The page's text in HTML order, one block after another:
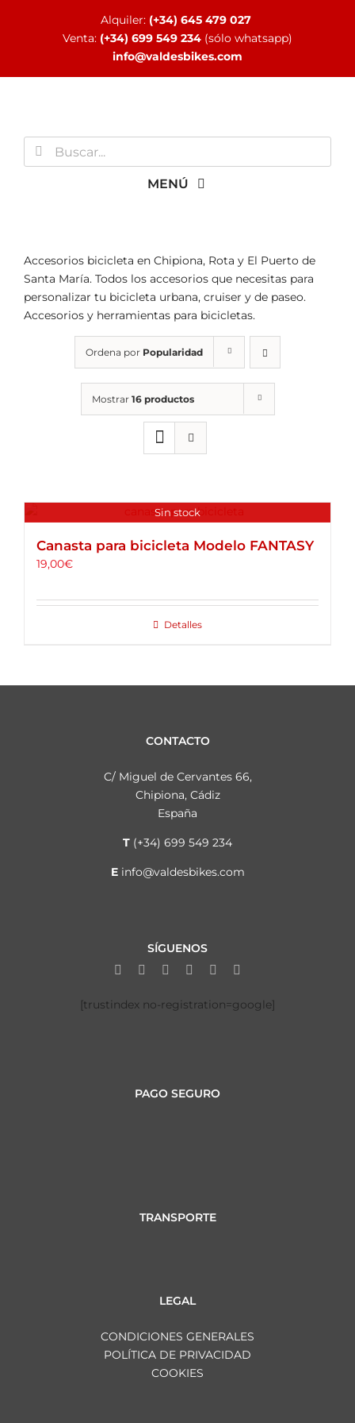
Alquiler: (+34) 645 479 027
Venta: (+34) 699 549 234 (sólo whatsapp)
info@valdesbikes.com
Buscar:
MENÚ
TIENDA ONLINE
BLOG
CONTACTO
Accesorios bicicleta en Chipiona, Rota y El Puerto de
Santa María. Todos los accesorios que necesitas para
personalizar tu bicicleta urbana, cruiser y de paseo.
Accesorios y herramientas para bicicletas.
Ordena por Popularidad
Mostrar 16 productos
Sin stock
Canasta para bicicleta Modelo FANTASY
19,00€
Detalles
CONTACTO
C/ Miguel de Cervantes 66,
Chipiona, Cádiz
España
T (+34) 699 549 234
E info@valdesbikes.com
SÍGUENOS
[trustindex no-registration=google]
PAGO SEGURO
TRANSPORTE
LEGAL
CONDICIONES GENERALES
POLÍTICA DE PRIVACIDAD
COOKIES